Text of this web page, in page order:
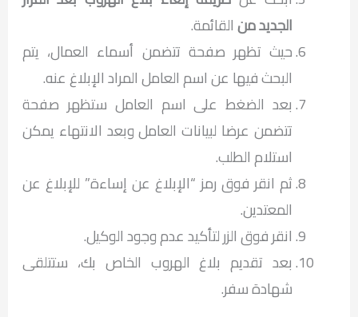
الجديد منالقائمة.
حيث تظهر صفحة تتضمن أسماء العمال، يتم
البحث فيها عن اسم العامل المراد الإبلاغ عنه.
بعد الضغط على اسم العامل ستظهر صفحة
تتضمن عرضا لبيانات العامل وبعد الانتهاء يمكن
استلام الطلب.
ثم انقر فوق رمز “الإبلاغ عن إساءة” للإبلاغ عن
المعتدين.
انقر فوق الزر لتأكيد عدم وجود الوكيل.
بعد تقديم بلاغ الهروب الخاص بك، ستتلقى
شهادة سفر.